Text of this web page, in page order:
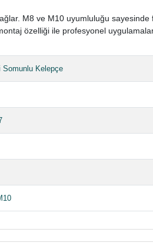
M8 ve M10 uyumluluğu sayesinde
özelliği ile profesyonel
Somunlu Kelepçe